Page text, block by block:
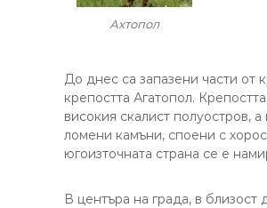
Ахтопол
До днес са запазени части от
крепостта Агатопол.
високия скалист полуостров,
ломени камъни, споени с
югоизточната страна се е
В центъра на града, в